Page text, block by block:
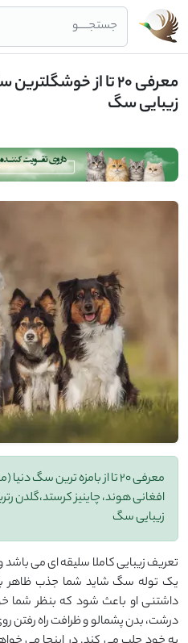
جستجــــو
معرفی 20 تا از
زیبایی سگ
معرفی 20 تا از بامزه ترین سگ
افغانی هوند، چاینیز کرستد،گلدن
زیبایی سگ
تعریف زیبایی کاملا سلیقه ای می
یک توله سگ شاید شما جذب ظاهر
داشتنی او باعث شود که بنظر شما
درشت، بدن پشمالو و ظرافت راه رفتن